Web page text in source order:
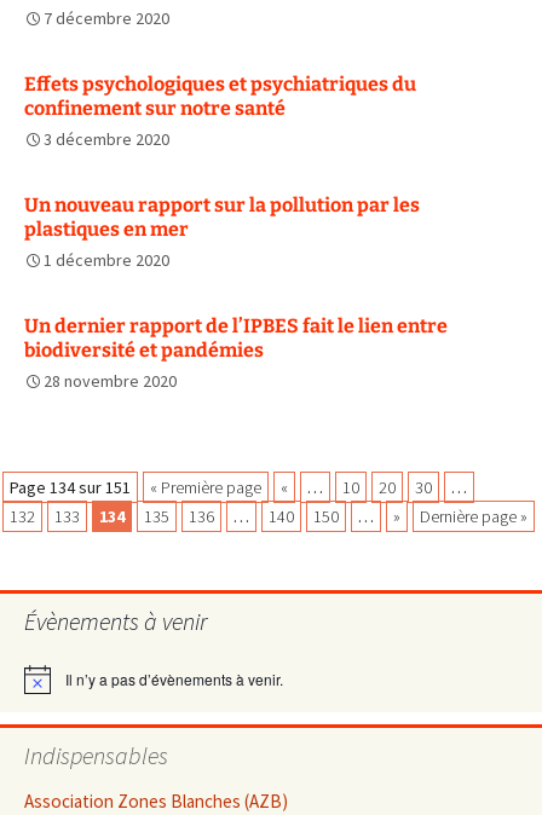
7 décembre 2020
Effets psychologiques et psychiatriques du
confinement sur notre santé
3 décembre 2020
Un nouveau rapport sur la pollution par les
plastiques en mer
1 décembre 2020
Un dernier rapport de l’IPBES fait le lien entre
biodiversité et pandémies
28 novembre 2020
Navigation
des
articles
Page 134 sur 151 « Première page « … 10 20 30
…
132
133 134 135 136 … 140 150 … » Dernière page »
Évènements à venir
Notice Il n’y a pas d’évènements à venir.
Indispensables
Association Zones Blanches (AZB)